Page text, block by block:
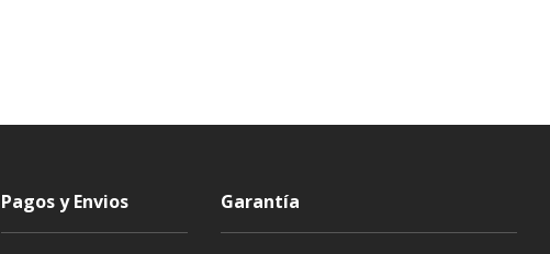
Pagos y Envios Garantía